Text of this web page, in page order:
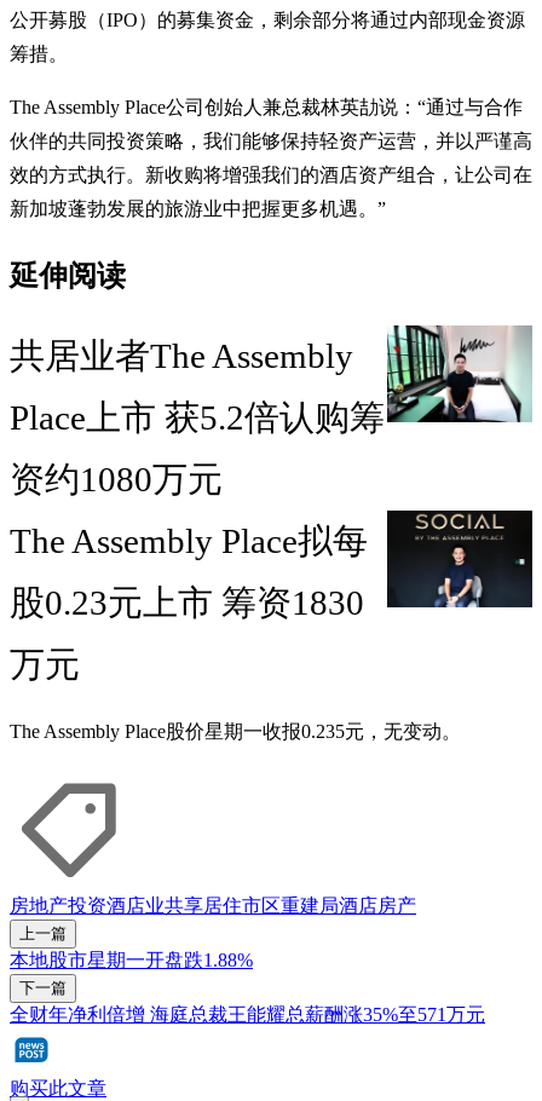
公开募股（IPO）的募集资金，剩余部分将通过内部现金资源
筹措。
The Assembly Place公司创始人兼总裁林英劼说：“通过与合作
伙伴的共同投资策略，我们能够保持轻资产运营，并以严谨高
效的方式执行。新收购将增强我们的酒店资产组合，让公司在
新加坡蓬勃发展的旅游业中把握更多机遇。”
延伸阅读
共居业者The Assembly
Place上市 获5.2倍认购筹
资约1080万元
The Assembly Place拟每
股0.23元上市 筹资1830
万元
The Assembly Place股价星期一收报0.235元，无变动。
房地产投资酒店业共享居住市区重建局酒店房产
上一篇
本地股市星期一开盘跌1.88%
下一篇
全财年净利倍增 海庭总裁王能耀总薪酬涨35%至571万元
购买此文章